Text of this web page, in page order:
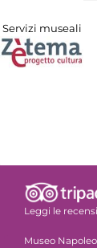
Servizi museali
Leggi le
Museo